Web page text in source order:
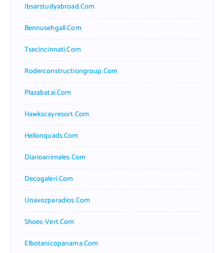
Ibsarstudyabroad.com
Bennusehgall.com
Tsecincinnati.com
Roderconstructiongroup.com
Plazabatai.com
Hawkscayresort.com
Hellonquads.com
Diarioanimales.com
Decogaleri.com
Unavozparadios.com
Shoes-Vert.com
Elbotanicopanama.com